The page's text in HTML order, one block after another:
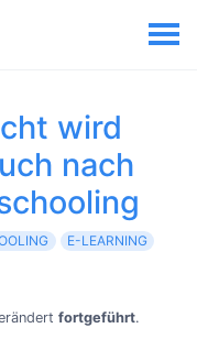
wird
nach
E-LEARNING
fortgeführt.